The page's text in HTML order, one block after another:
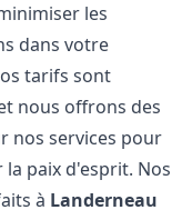
les
dans votre
tarifs sont
nous offrons des
nos services pour
paix d'esprit. Nos
à Landerneau